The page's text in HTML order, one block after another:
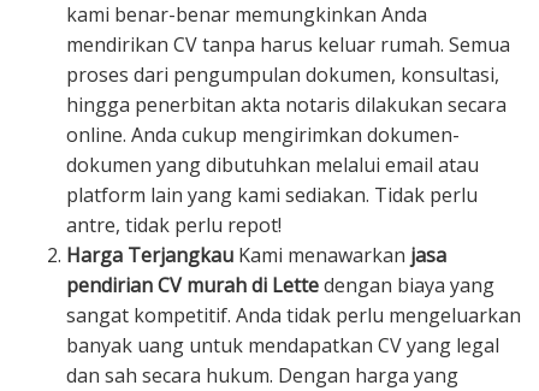
kami benar-benar memungkinkan Anda
mendirikan CV tanpa harus keluar rumah. Semua
proses dari pengumpulan dokumen, konsultasi,
hingga penerbitan akta notaris dilakukan secara
online. Anda cukup mengirimkan dokumen-
dokumen yang dibutuhkan melalui email atau
platform lain yang kami sediakan. Tidak perlu
antre, tidak perlu repot!
Harga Terjangkau Kami menawarkan jasa
pendirian CV murah di Lettedengan biaya yang
sangat kompetitif. Anda tidak perlu mengeluarkan
banyak uang untuk mendapatkan CV yang legal
dan sah secara hukum. Dengan harga yang